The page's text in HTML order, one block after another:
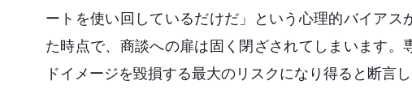
ートを使い回しているだけだ」という心理的バイア
た時点で、商談への扉は固く閉ざされてしまいます
ドイメージを毀損する最大のリスクになり得ると断言し